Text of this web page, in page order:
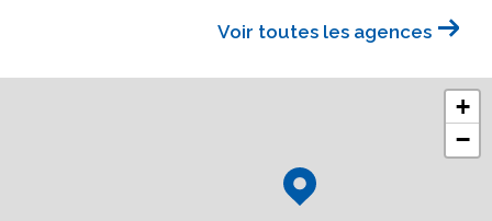
Voir toutes les agences
+
−